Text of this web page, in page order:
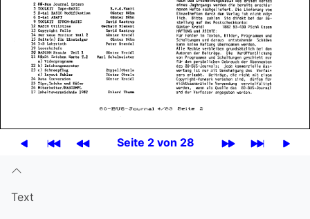
Seite 2 von 28
Text